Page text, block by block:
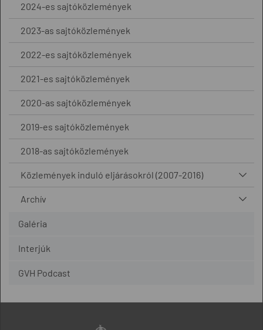
2024-es sajtóközlemények
2023-as sajtóközlemények
2022-es sajtóközlemények
2021-es sajtóközlemények
2020-as sajtóközlemények
2019-es sajtóközlemények
2018-as sajtóközlemények
Közlemények induló eljárásokról (2007-2016)
Archív
Galéria
Interjúk
GVH Podcast